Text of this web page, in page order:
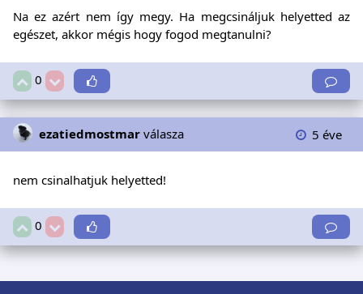
Na ez azért nem így megy. Ha megcsináljuk helyetted az
egészet, akkor mégis hogy fogod megtanulni?
0
ezatiedmostmar válasza 5 éve
nem csinalhatjuk helyetted!
0